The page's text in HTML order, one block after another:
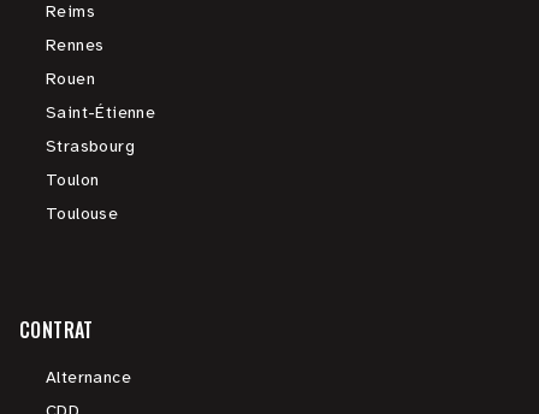
Reims
Rennes
Rouen
Saint-Étienne
Strasbourg
Toulon
Toulouse
CONTRAT
Alternance